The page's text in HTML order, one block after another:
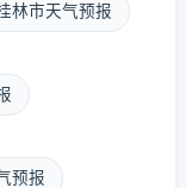
林市天气预报
预报